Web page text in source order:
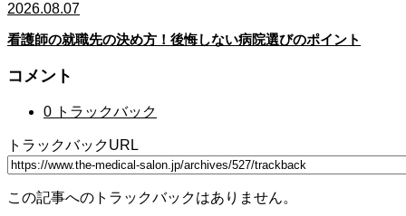
2026.08.07
看護師の就職先の決め方！後悔しない病院選びのポイント
コメント
0 トラックバック
トラックバックURL
この記事へのトラックバックはありません。